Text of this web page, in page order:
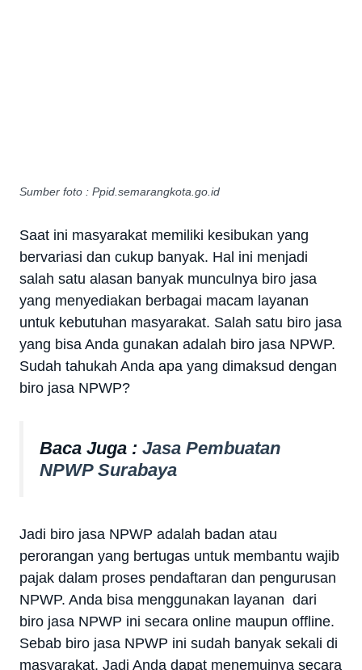
Sumber foto : Ppid.semarangkota.go.id
Saat ini masyarakat memiliki kesibukan yang
bervariasi dan cukup banyak. Hal ini menjadi
salah satu alasan banyak munculnya biro jasa
yang menyediakan berbagai macam layanan
untuk kebutuhan masyarakat. Salah satu biro jasa
yang bisa Anda gunakan adalah biro jasa NPWP.
Sudah tahukah Anda apa yang dimaksud dengan
biro jasa NPWP?
Baca Juga : Jasa Pembuatan
NPWP Surabaya
Jadi biro jasa NPWP adalah badan atau
perorangan yang bertugas untuk membantu wajib
pajak dalam proses pendaftaran dan pengurusan
NPWP. Anda bisa menggunakan layanan dari
biro jasa NPWP ini secara online maupun offline.
Sebab biro jasa NPWP ini sudah banyak sekali di
masyarakat. Jadi Anda dapat menemuinya secara